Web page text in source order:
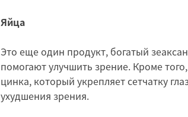
Яйца
Это еще один продукт, богатый
помогают улучшить зрение. Кроме
цинка, который укрепляет сетчатку
ухудшения зрения.